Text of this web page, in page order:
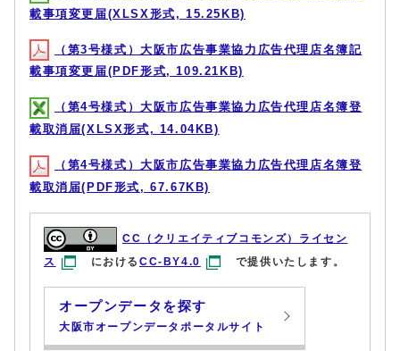
載事項変更届(XLSX形式, 15.25KB)
（第3号様式）大阪市広告事業協力広告代理店名簿記
載事項変更届(PDF形式, 109.21KB)
（第4号様式）大阪市広告事業協力広告代理店名簿登
載取消届(XLSX形式, 14.04KB)
（第4号様式）大阪市広告事業協力広告代理店名簿登
載取消届(PDF形式, 67.67KB)
CC（クリエイティブコモンズ）ライセン
ス
におけるCC-BY4.0 で提供いたします。
オープンデータを探す
大阪市オープンデータポータルサイト